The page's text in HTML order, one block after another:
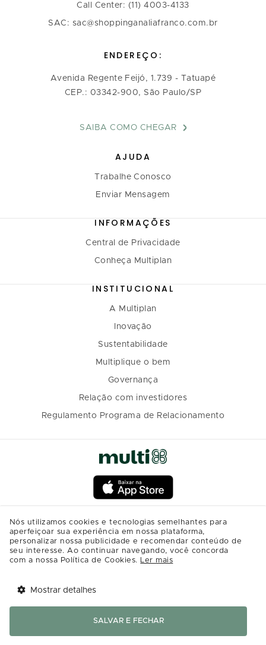
Call Center: (11) 4003-4133
SAC: sac@shoppinganaliafranco.com.br
ENDEREÇO:
Avenida Regente Feijó, 1.739 - Tatuapé
CEP.: 03342-900, São Paulo/SP
SAIBA COMO CHEGAR
AJUDA
Trabalhe Conosco
Enviar Mensagem
INFORMAÇÕES
Central de Privacidade
Conheça Multiplan
INSTITUCIONAL
A Multiplan
Inovação
Sustentabilidade
Multiplique o bem
Governança
Relação com investidores
Regulamento Programa de Relacionamento
Nós utilizamos cookies e tecnologias semelhantes para
aperfeiçoar sua experiência em nossa plataforma,
personalizar nossa publicidade e recomendar conteúdo de
seu interesse. Ao continuar navegando, você concorda
com a nossa Política de Cookies. Ler mais
Mostrar detalhes
SALVAR E FECHAR
Baixe agora o app Multi
Abrir